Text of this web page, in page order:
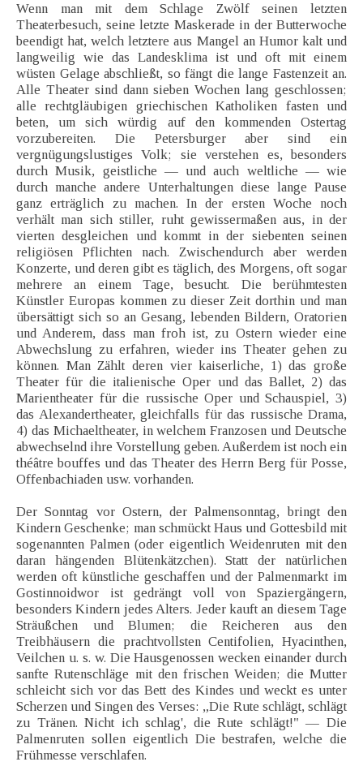
Wenn man mit dem Schlage Zwölf seinen letzten
Theaterbesuch, seine letzte Maskerade in der Butterwoche
beendigt hat, welch letztere aus Mangel an Humor kalt und
langweilig wie das Landesklima ist und oft mit einem
wüsten Gelage abschließt, so fängt die lange Fastenzeit an.
Alle Theater sind dann sieben Wochen lang geschlossen;
alle rechtgläubigen griechischen Katholiken fasten und
beten, um sich würdig auf den kommenden Ostertag
vorzubereiten. Die Petersburger aber sind ein
vergnügungslustiges Volk; sie verstehen es, besonders
durch Musik, geistliche — und auch weltliche — wie
durch manche andere Unterhaltungen diese lange Pause
ganz erträglich zu machen. In der ersten Woche noch
verhält man sich stiller, ruht gewissermaßen aus, in der
vierten desgleichen und kommt in der siebenten seinen
religiösen Pflichten nach. Zwischendurch aber werden
Konzerte, und deren gibt es täglich, des Morgens, oft sogar
mehrere an einem Tage, besucht. Die berühmtesten
Künstler Europas kommen zu dieser Zeit dorthin und man
übersättigt sich so an Gesang, lebenden Bildern, Oratorien
und Anderem, dass man froh ist, zu Ostern wieder eine
Abwechslung zu erfahren, wieder ins Theater gehen zu
können. Man Zählt deren vier kaiserliche, 1) das große
Theater für die italienische Oper und das Ballet, 2) das
Marientheater für die russische Oper und Schauspiel, 3)
das Alexandertheater, gleichfalls für das russische Drama,
4) das Michaeltheater, in welchem Franzosen und Deutsche
abwechselnd ihre Vorstellung geben. Außerdem ist noch ein
théâtre bouffes und das Theater des Herrn Berg für Posse,
Offenbachiaden usw. vorhanden.
Der Sonntag vor Ostern, der Palmensonntag, bringt den
Kindern Geschenke; man schmückt Haus und Gottesbild mit
sogenannten Palmen (oder eigentlich Weidenruten mit den
daran hängenden Blütenkätzchen). Statt der natürlichen
werden oft künstliche geschaffen und der Palmenmarkt im
Gostinnoidwor ist gedrängt voll von Spaziergängern,
besonders Kindern jedes Alters. Jeder kauft an diesem Tage
Sträußchen und Blumen; die Reicheren aus den
Treibhäusern die prachtvollsten Centifolien, Hyacinthen,
Veilchen u. s. w. Die Hausgenossen wecken einander durch
sanfte Rutenschläge mit den frischen Weiden; die Mutter
schleicht sich vor das Bett des Kindes und weckt es unter
Scherzen und Singen des Verses: „Die Rute schlägt, schlägt
zu Tränen. Nicht ich schlag', die Rute schlägt!" — Die
Palmenruten sollen eigentlich Die bestrafen, welche die
Frühmesse verschlafen.